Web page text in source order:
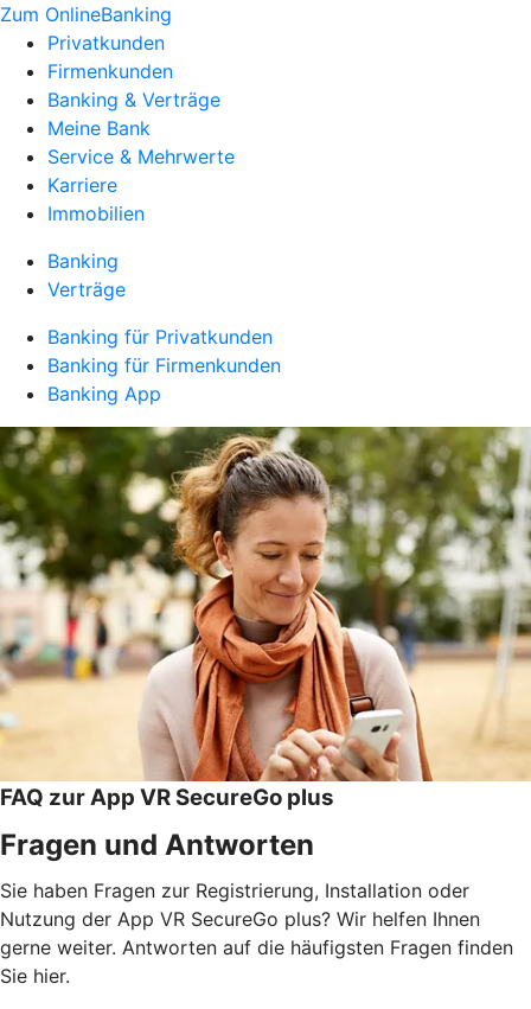
Zum OnlineBanking
Privatkunden
Firmenkunden
Banking & Verträge
Meine Bank
Service & Mehrwerte
Karriere
Immobilien
Banking
Verträge
Banking für Privatkunden
Banking für Firmenkunden
Banking App
FAQ zur App VR SecureGo plus
Fragen und Antworten
Sie haben Fragen zur Registrierung, Installation oder
Nutzung der App VR SecureGo plus? Wir helfen Ihnen
gerne weiter. Antworten auf die häufigsten Fragen finden
Sie hier.